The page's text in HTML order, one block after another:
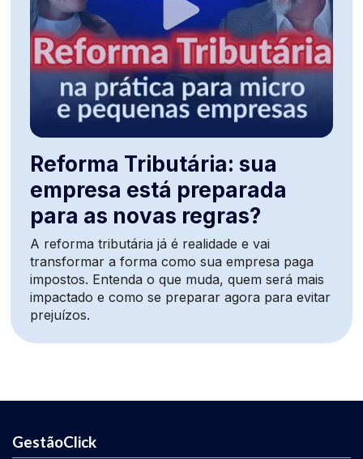
Reforma Tributária: sua
empresa está preparada
para as novas regras?
A reforma tributária já é realidade e vai
transformar a forma como sua empresa paga
impostos. Entenda o que muda, quem será mais
impactado e como se preparar agora para evitar
prejuízos.
GestãoClick